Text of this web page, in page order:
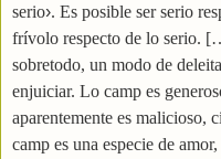
serio›. Es posible ser serio
frívolo respecto de lo serio.
sobretodo, un modo de
enjuiciar. Lo camp es
aparentemente es
camp es una especie de